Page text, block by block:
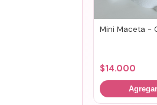
Mini Maceta -
$14.000
Agregar